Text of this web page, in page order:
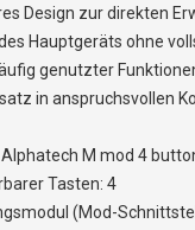
Design zur direkten
Hauptgeräts ohne
genutzter
in anspruchsvollen
M mod 4
Tasten: 4
(Mod-